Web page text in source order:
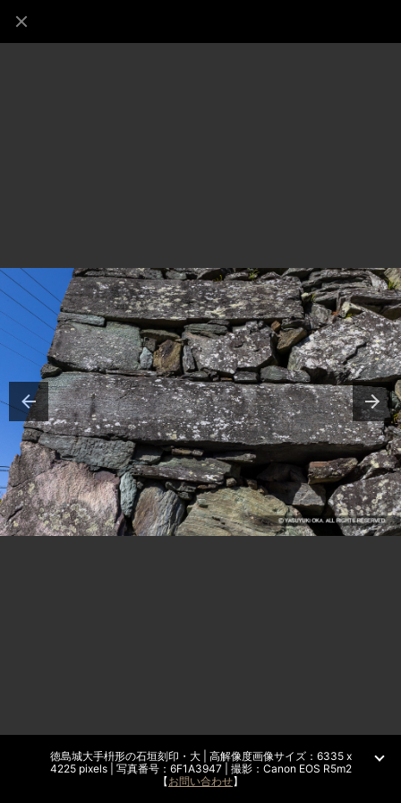
徳島城大手枡形の石垣刻印・大 | 高解像度画像サイズ：6335 x
4225 pixels | 写真番号：6F1A3947 | 撮影：Canon EOS R5m2
【お問い合わせ】